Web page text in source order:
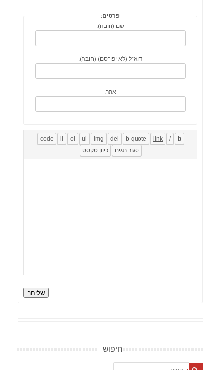
פרטים:
שם (חובה):
דוא"ל (לא יפורסם) (חובה):
אתר:
שליחה
חיפוש